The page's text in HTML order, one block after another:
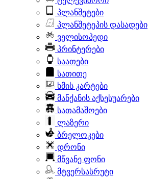
პლანშეტები
პლანშეტეპის დასადები
ველისოპედი
პრინტერები
საათები
სათითე
ხმის კარტები
მანქანის აქსესუარები
სათამაშოები
ლაზერი
ბრელოკები
დრონი
მწვანე ფონი
მტვერსასრუტი